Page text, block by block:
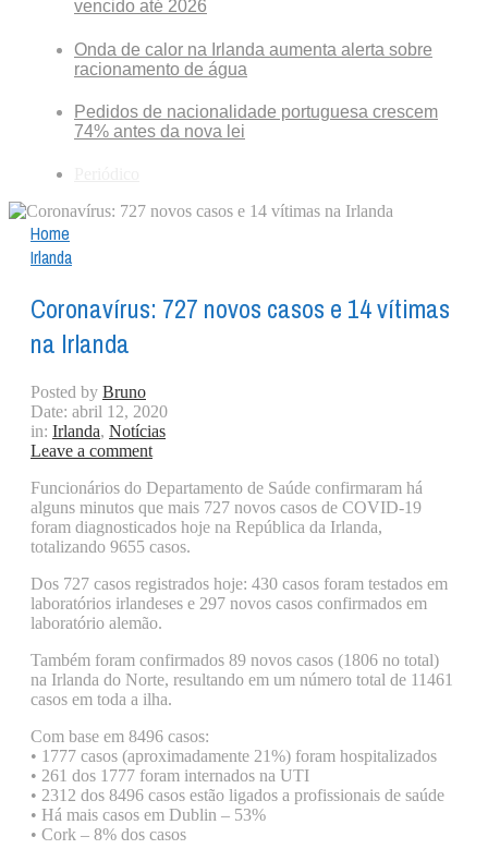
vencido até 2026
Onda de calor na Irlanda aumenta alerta sobre
racionamento de água
Pedidos de nacionalidade portuguesa crescem
74% antes da nova lei
Home
Irlanda
Coronavírus: 727 novos casos e 14 vítimas
na Irlanda
Posted by Bruno
Date: abril 12, 2020
in: Irlanda, Notícias
Leave a comment
Funcionários do Departamento de Saúde confirmaram há
alguns minutos que mais 727 novos casos de COVID-19
foram diagnosticados hoje na República da Irlanda,
totalizando 9655 casos.
Dos 727 casos registrados hoje: 430 casos foram testados em
laboratórios irlandeses e 297 novos casos confirmados em
laboratório alemão.
Também foram confirmados 89 novos casos (1806 no total)
na Irlanda do Norte, resultando em um número total de 11461
casos em toda a ilha.
Com base em 8496 casos:
• 1777 casos (aproximadamente 21%) foram hospitalizados
• 261 dos 1777 foram internados na UTI
• 2312 dos 8496 casos estão ligados a profissionais de saúde
• Há mais casos em Dublin – 53%
• Cork – 8% dos casos